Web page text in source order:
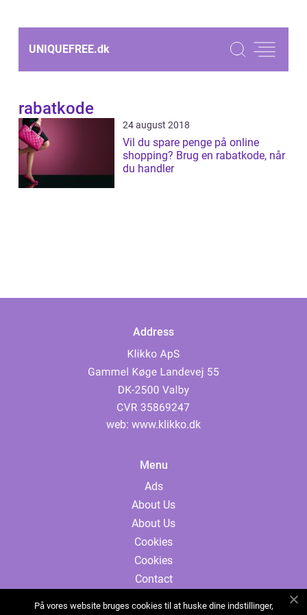
UNIQUEFREE.dk
rabatkode
24 august 2018
Vil du spare penge på online
shopping? Brug en rabatkode, når
du handler
Address
web: www.klikko.dk
Menu
Ads
About Us
About Us
Cookies
Cookies
Contact
På vores website bruges cookies til at huske dine indstillinger,